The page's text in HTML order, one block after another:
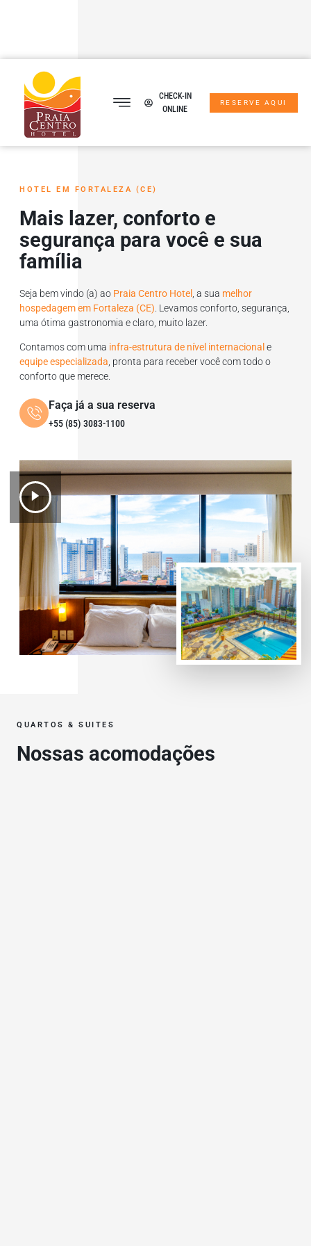
CHECK-IN
ONLINE
RESERVE AQUI
HOTEL EM FORTALEZA (CE)
Mais lazer, conforto e
segurança para você e sua
família
Seja bem vindo (a) ao Praia Centro Hotel , a sua melhor
hospedagem em Fortaleza (CE) . Levamos conforto, segurança,
uma ótima gastronomia e claro, muito lazer.
Contamos com uma infra-estrutura de nível internacional e
equipe especializada, pronta para receber você com todo o
conforto que merece.
Faça já a sua reserva
+55 (85) 3083-1100
QUARTOS & SUITES
Nossas acomodações